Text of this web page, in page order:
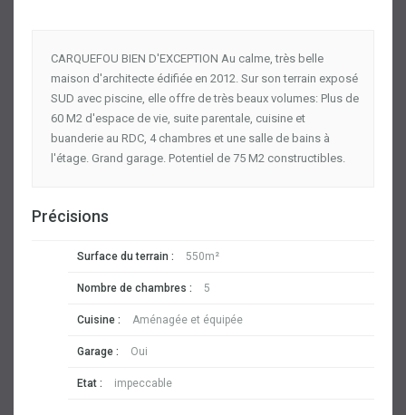
CARQUEFOU BIEN D'EXCEPTION Au calme, très belle
maison d'architecte édifiée en 2012. Sur son terrain exposé
SUD avec piscine, elle offre de très beaux volumes: Plus de
60 M2 d'espace de vie, suite parentale, cuisine et
buanderie au RDC, 4 chambres et une salle de bains à
l'étage. Grand garage. Potentiel de 75 M2 constructibles.
Précisions
Surface du terrain : 550m²
Nombre de chambres : 5
Cuisine : Aménagée et équipée
Garage : Oui
Etat : impeccable